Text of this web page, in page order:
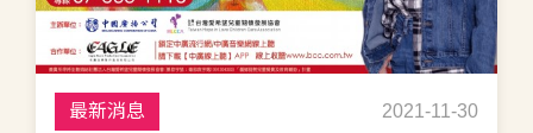
最新消息 2021-11-30